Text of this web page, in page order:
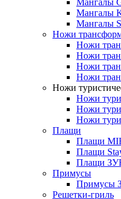
Мангалы
Мангалы
Мангалы
Ножи
Ножи
Ножи
Ножи
Ножи
Ножи
Ножи
Ножи
Ножи
Плащи
Плащи
Плащи
Плащи
Примусы
Примусы
Решетки-гриль